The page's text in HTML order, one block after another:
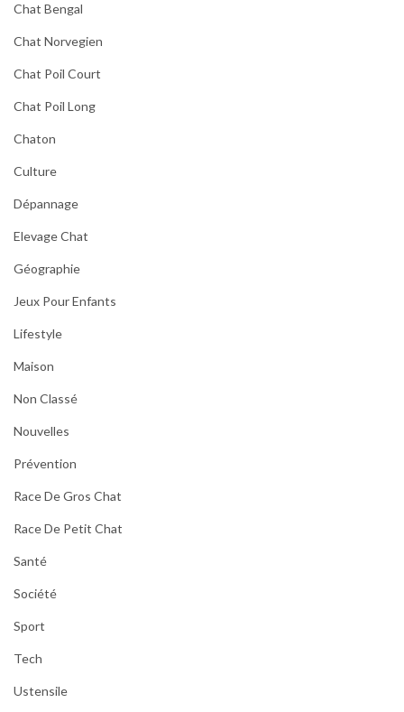
Chat Bengal
Chat Norvegien
Chat Poil Court
Chat Poil Long
Chaton
Culture
Dépannage
Elevage Chat
Géographie
Jeux Pour Enfants
Lifestyle
Maison
Non Classé
Nouvelles
Prévention
Race De Gros Chat
Race De Petit Chat
Santé
Société
Sport
Tech
Ustensile